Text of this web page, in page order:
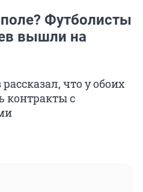
Футболисты
вышли на
что у обоих
контракты с